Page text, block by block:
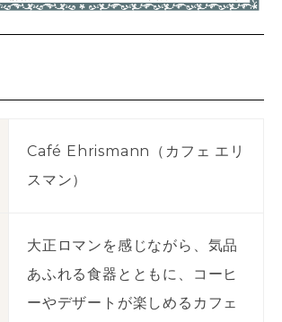
Café Ehrismann（カフェ エリ
スマン）
大正ロマンを感じながら、気品
あふれる食器とともに、コーヒ
ーやデザートが楽しめるカフェ